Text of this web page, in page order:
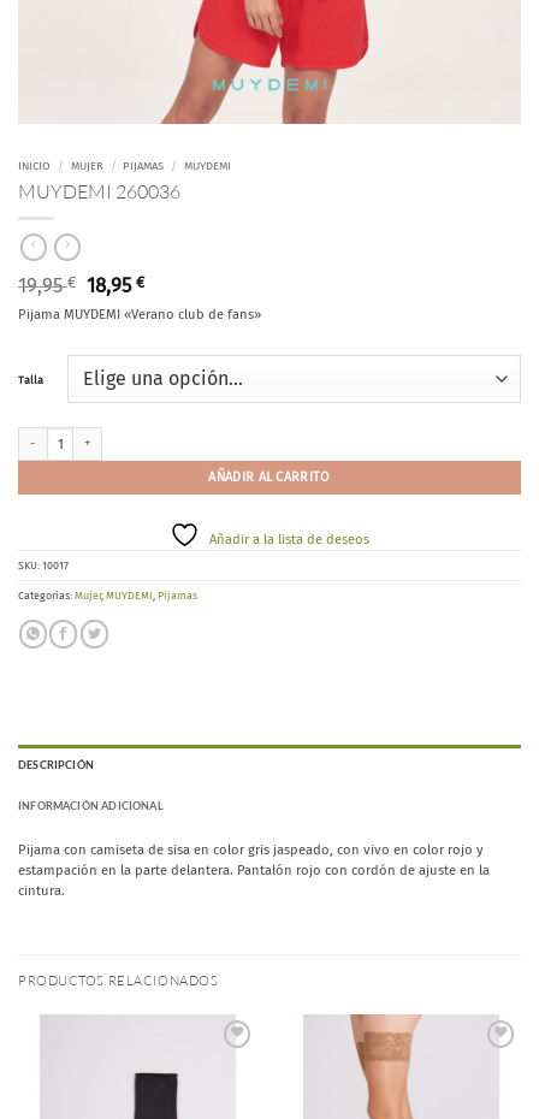
INICIO / MUJER / PIJAMAS / MUYDEMI
MUYDEMI 260036
19,95€ El
precio
original
19,95 €.
18,95€El
precio
actual
18,95 €.
Pijama MUYDEMI «Verano club de fans»
Talla
AÑADIR AL CARRITO
Añadir a la lista de deseos
SKU: 10017
Categorías: Mujer, MUYDEMI Pijamas
DESCRIPCIÓN
INFORMACIÓN ADICIONAL
Pijama con camiseta de sisa en color gris jaspeado, con vivo en color rojo y
estampación en la parte delantera. Pantalón rojo con cordón de ajuste en la
cintura.
PRODUCTOS RELACIONADOS